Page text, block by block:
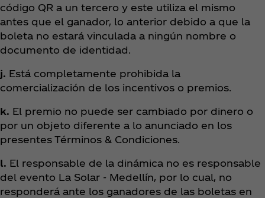
código QR a un tercero y este utiliza el mismo
antes que el ganador, lo anterior debido a que la
boleta no estará vinculada a ningún nombre o
documento de identidad.
j. Está completamente prohibida la
comercialización de los incentivos o premios.
k. El premio no puede ser cambiado por dinero o
por un objeto diferente a lo anunciado en los
presentes Términos & Condiciones.
l. El responsable de la dinámica no es responsable
del evento La Solar - Medellín, por lo cual, no
responderá ante los ganadores de las boletas en